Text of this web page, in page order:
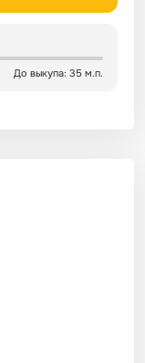
До выкупа: 35 м.п.